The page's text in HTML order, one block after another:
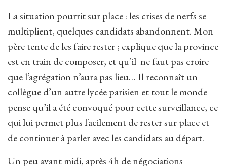
La situation pourrit sur place : les crises de nerfs se
multiplient, quelques candidats abandonnent. Mon
père tente de les faire rester ; explique que la province
est en train de composer, et qu’il ne faut pas croire
que l’agrégation n’aura pas lieu… Il reconnaît un
collègue d’un autre lycée parisien et tout le monde
pense qu’il a été convoqué pour cette surveillance, ce
qui lui permet plus facilement de rester sur place et
de continuer à parler avec les candidats au départ.
Un peu avant midi, après 4h de négociations